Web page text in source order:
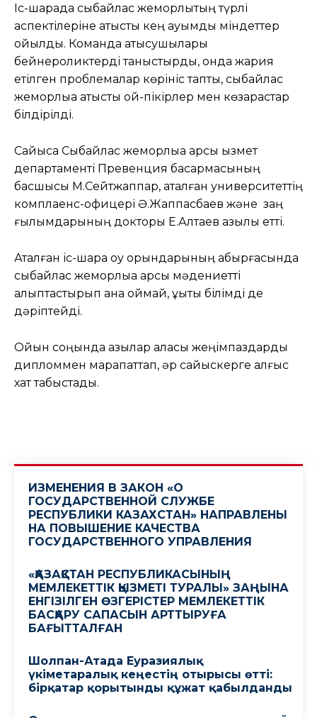
Іс-шарада сыбайлас жемқорлықтың түрлі
аспектілеріне қатысты кең ауқымды міндеттер
қойылды. Команда қатысушылары
бейнероликтерді таныстырды, онда жария
етілген проблемалар көрініс тапты, сыбайлас
жемқорлыққа қатысты ой-пікірлер мен көзқарастар
білдірілді.
Сайысқа Сыбайлас жемқорлыққа қарсы қызмет
департаменті Превенция басқармасының
басшысы М.Сейтжаппар, аталған университеттің
комплаенс-офицері Ә.Жаппасбаев және заң
ғылымдарының докторы Е.Алтаев қазылық етті.
Аталған іс-шара оқу орындарының қабырғасында
сыбайлас жемқорлыққа қарсы мәдениетті
қалыптастырып қана қоймай, құқықтық білімді де
дәріптейді.
Ойын соңында қазылар алқасы жеңімпаздарды
дипломмен марапаттап, әр сайыскерге алғыс
хат табыстады.
ИЗМЕНЕНИЯ В ЗАКОН «О
ГОСУДАРСТВЕННОЙ СЛУЖБЕ
РЕСПУБЛИКИ КАЗАХСТАН» НАПРАВЛЕНЫ
НА ПОВЫШЕНИЕ КАЧЕСТВА
ГОСУДАРСТВЕННОГО УПРАВЛЕНИЯ
«ҚАЗАҚСТАН РЕСПУБЛИКАСЫНЫҢ
МЕМЛЕКЕТТІК ҚЫЗМЕТІ ТУРАЛЫ» ЗАҢЫНА
ЕНГІЗІЛГЕН ӨЗГЕРІСТЕР МЕМЛЕКЕТТІК
БАСҚАРУ САПАСЫН АРТТЫРУҒА
БАҒЫТТАЛҒАН
Шолпан-Атада Еуразиялық
үкіметаралық кеңестің отырысы өтті:
бірқатар қорытынды құжат қабылданды